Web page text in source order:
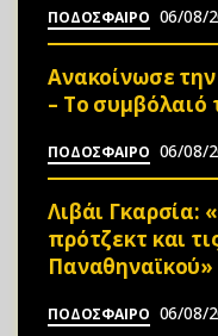
ΠΟΔΟΣΦΑΙΡΟ 06/08/
Ανακοίνωσε
– Το συμβόλαιό
ΠΟΔΟΣΦΑΙΡΟ 06/08/
Λιβάι Γκαρσία:
πρότζεκτ και
Παναθηναϊκού»
ΠΟΔΟΣΦΑΙΡΟ 06/08/